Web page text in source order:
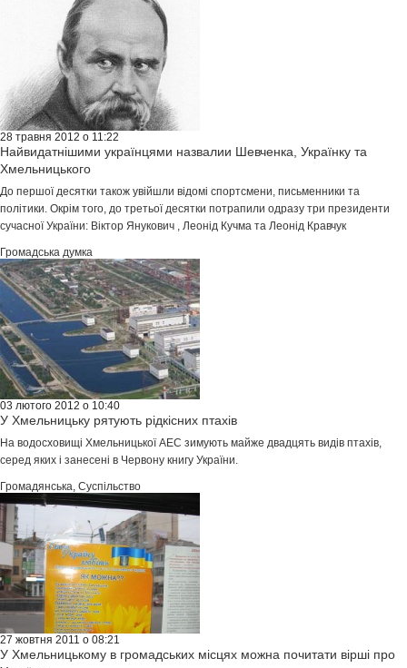
28 травня 2012 о 11:22
Найвидатнішими українцями назвалии Шевченка, Українку та
Хмельницького
До першої десятки також увійшли відомі спортсмени, письменники та
політики. Окрім того, до третьої десятки потрапили одразу три президенти
сучасної України: Вiктор Янукович , Леонiд Кучма та Леонiд Кравчук
Громадська думка
03 лютого 2012 о 10:40
У Хмельницьку рятують рідкісних птахів
На водосховищі Хмельницької АЕС зимують майже двадцять видів птахів,
серед яких і занесені в Червону книгу України.
Громадянська, Суспільство
27 жовтня 2011 о 08:21
У Хмельницькому в громадських місцях можна почитати вірші про